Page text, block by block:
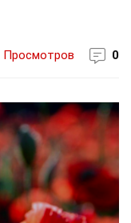
Просмотров 0